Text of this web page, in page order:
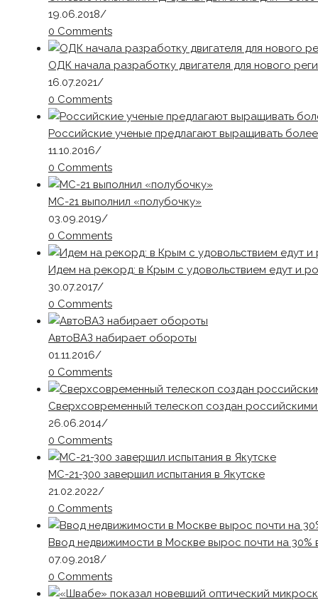
19.06.2018/
0 Comments
ОДК начала разработку двигателя для нового
16.07.2021/
0 Comments
Российские ученые предлагают выращивать
11.10.2016/
0 Comments
МС-21 выполнил «полубочку»
03.09.2019/
0 Comments
Идем на рекорд: в Крым с удовольствием едут и
30.07.2017/
0 Comments
АвтоВАЗ набирает обороты
01.11.2016/
0 Comments
Сверхсовременный телескоп создан
26.06.2014/
0 Comments
МС-21-300 завершил испытания в Якутске
21.02.2022/
0 Comments
Ввод недвижимости в Москве вырос почти на 30%
07.09.2018/
0 Comments